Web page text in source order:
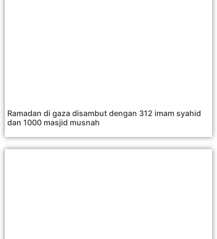
Ramadan di gaza disambut dengan 312 imam syahid
dan 1000 masjid musnah